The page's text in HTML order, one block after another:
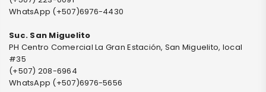
WhatsApp (+507)6976-4430
Suc. San Miguelito
PH Centro Comercial La Gran Estación, San Miguelito, local
#35
(+507) 208-6964
WhatsApp (+507)6976-5656